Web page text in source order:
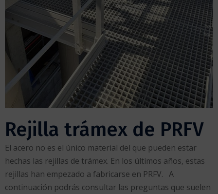
Rejilla trámex de PRFV
El acero no es el único material del que pueden estar
hechas las rejillas de trámex. En los últimos años, estas
rejillas han empezado a fabricarse en PRFV. A
continuación podrás consultar las preguntas que suelen